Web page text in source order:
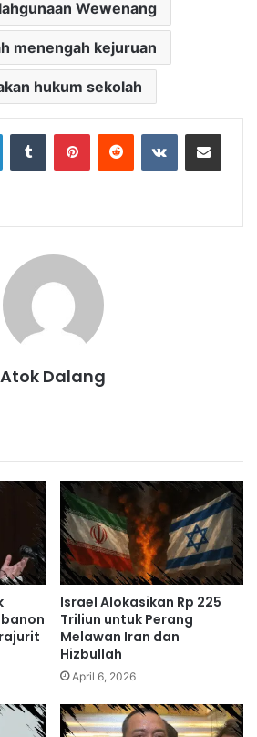
Wewenang
menengah kejuruan
hukum sekolah
LinkedInTumblr PinterestReddit VKontakteShare via Email
Atok Dalang
Israel Alokasikan Rp 225
Triliun untuk Perang
Melawan Iran dan
Hizbullah
April 6, 2026